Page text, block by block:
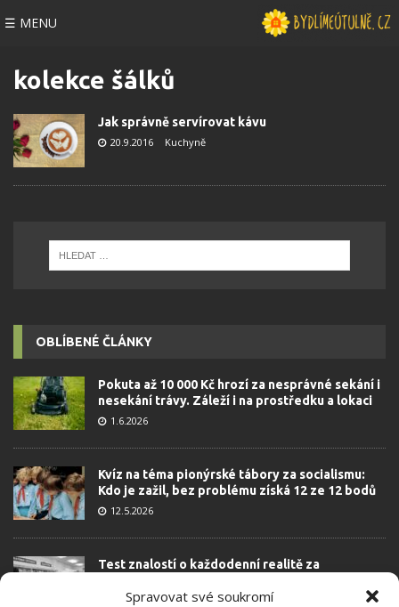
Spravovat své soukromí
☰ MENU
kolekce šálků
Jak správně servírovat kávu
20.9.2016 Kuchyně
OBLÍBENÉ ČLÁNKY
Pokuta až 10 000 Kč hrozí za nesprávné sekání i
nesekání trávy. Záleží i na prostředku a lokaci
1.6.2026
Kvíz na téma pionýrské tábory za socialismu:
Kdo je zažil, bez problému získá 12 ze 12 bodů
12.5.2026
Test znalostí o každodenní realitě za
dobrý přehled